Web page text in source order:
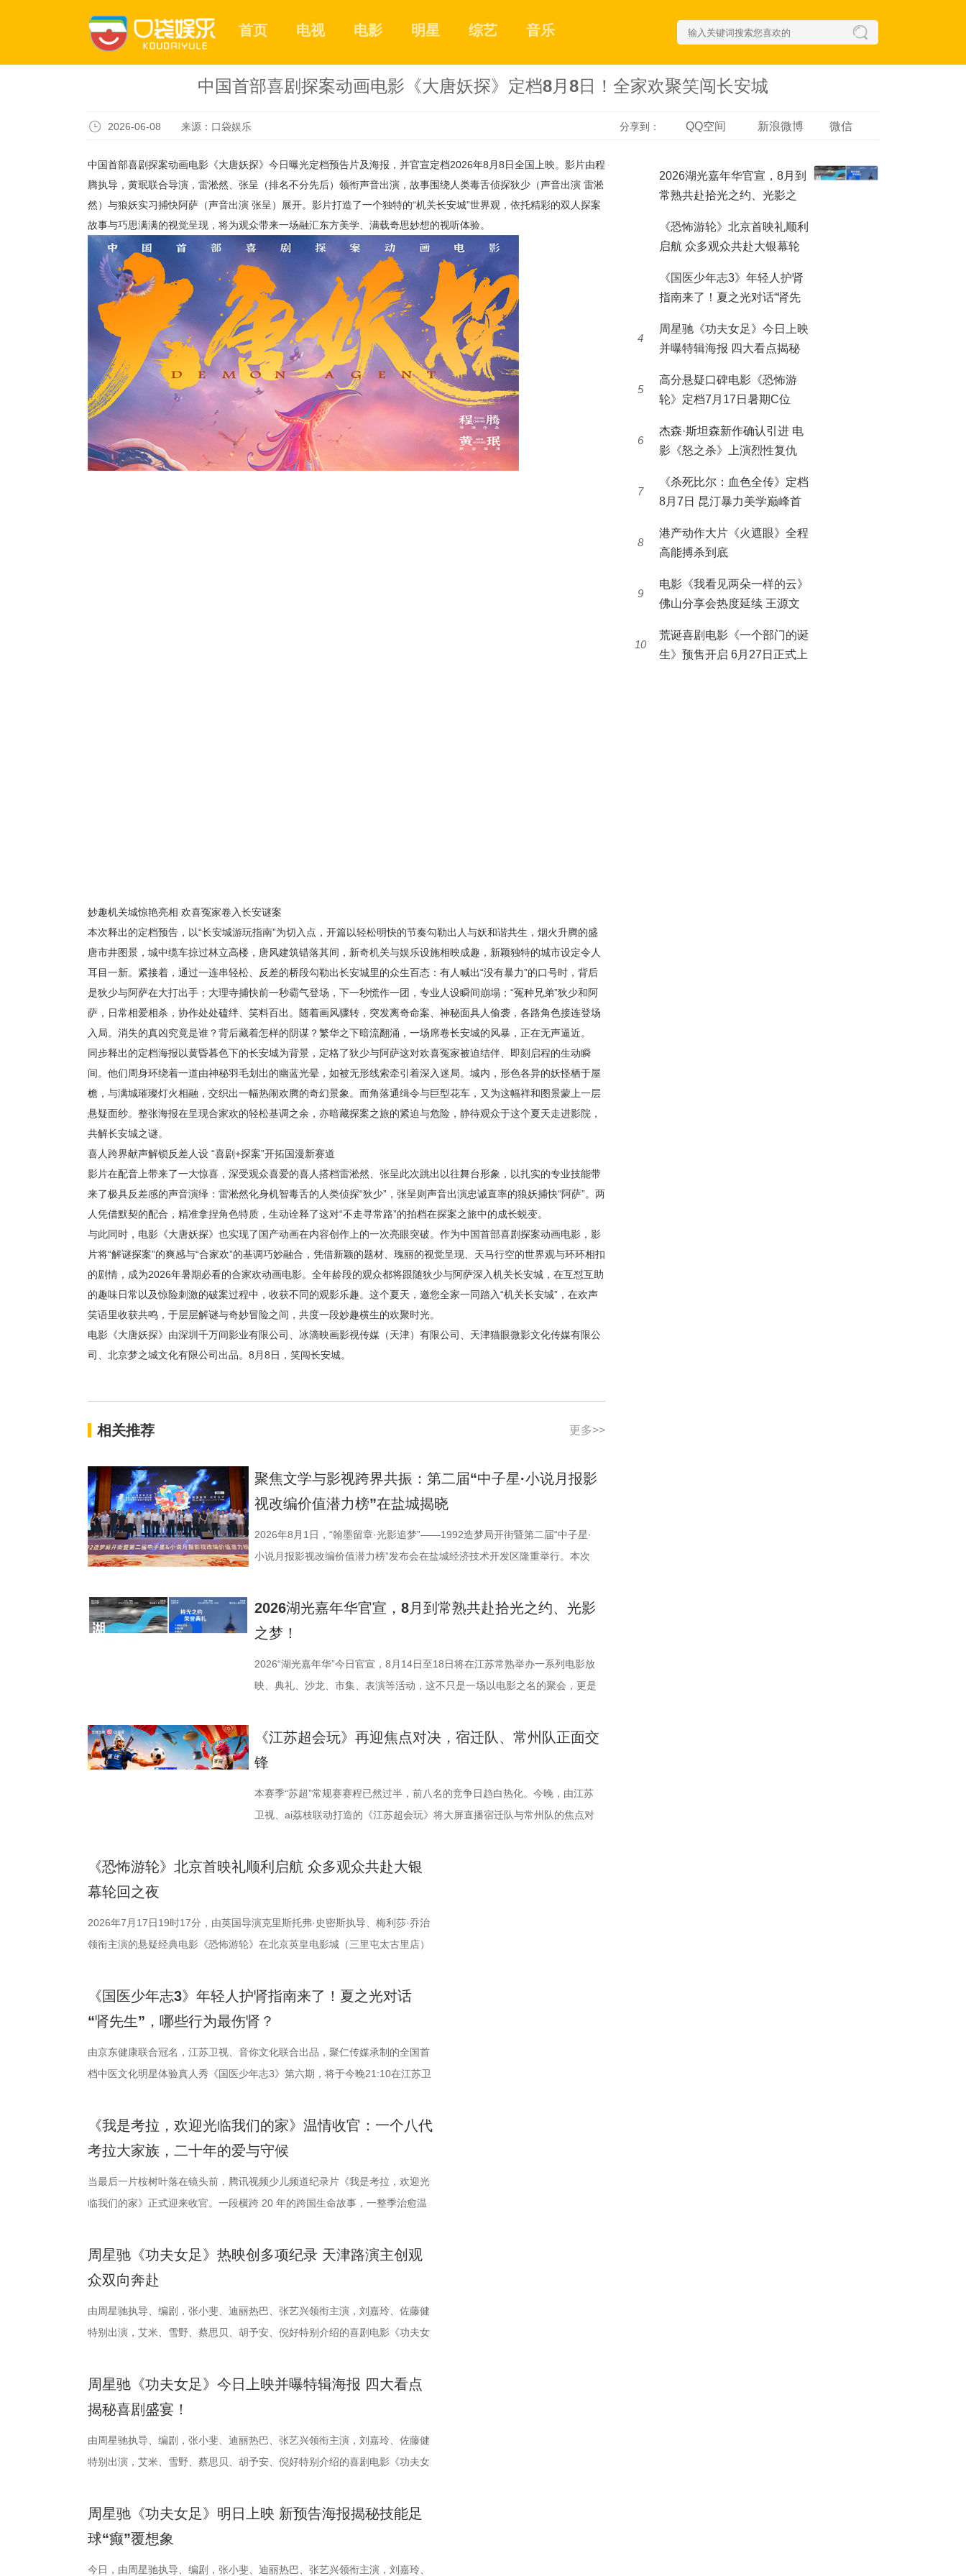
首页 电视 电影 明星 综艺 音乐
中国首部喜剧探案动画电影《大唐妖探》定档8月8日！全家欢聚笑闯长安城
2026-06-08 来源：口袋娱乐 微信
新浪微博
QQ空间
分享到：
中国首部喜剧探案动画电影《大唐妖探》今日曝光定档预告片及海报，并官宣定档2026年8月8日全国上映。影片由程
腾执导，黄珉联合导演，雷淞然、张呈（排名不分先后）领衔声音出演，故事围绕人类毒舌侦探狄少（声音出演 雷淞
然）与狼妖实习捕快阿萨（声音出演 张呈）展开。影片打造了一个独特的“机关长安城”世界观，依托精彩的双人探案
故事与巧思满满的视觉呈现，将为观众带来一场融汇东方美学、满载奇思妙想的视听体验。
妙趣机关城惊艳亮相 欢喜冤家卷入长安谜案
本次释出的定档预告，以“长安城游玩指南”为切入点，开篇以轻松明快的节奏勾勒出人与妖和谐共生，烟火升腾的盛
唐市井图景，城中缆车掠过林立高楼，唐风建筑错落其间，新奇机关与娱乐设施相映成趣，新颖独特的城市设定令人
耳目一新。紧接着，通过一连串轻松、反差的桥段勾勒出长安城里的众生百态：有人喊出“没有暴力”的口号时，背后
是狄少与阿萨在大打出手；大理寺捕快前一秒霸气登场，下一秒慌作一团，专业人设瞬间崩塌；“冤种兄弟”狄少和阿
萨，日常相爱相杀，协作处处磕绊、笑料百出。随着画风骤转，突发离奇命案、神秘面具人偷袭，各路角色接连登场
入局。消失的真凶究竟是谁？背后藏着怎样的阴谋？繁华之下暗流翻涌，一场席卷长安城的风暴，正在无声逼近。
同步释出的定档海报以黄昏暮色下的长安城为背景，定格了狄少与阿萨这对欢喜冤家被迫结伴、即刻启程的生动瞬
间。他们周身环绕着一道由神秘羽毛划出的幽蓝光晕，如被无形线索牵引着深入迷局。城内，形色各异的妖怪栖于屋
檐，与满城璀璨灯火相融，交织出一幅热闹欢腾的奇幻景象。而角落通缉令与巨型花车，又为这幅祥和图景蒙上一层
悬疑面纱。整张海报在呈现合家欢的轻松基调之余，亦暗藏探案之旅的紧迫与危险，静待观众于这个夏天走进影院，
共解长安城之谜。
喜人跨界献声解锁反差人设 “喜剧+探案”开拓国漫新赛道
影片在配音上带来了一大惊喜，深受观众喜爱的喜人搭档雷淞然、张呈此次跳出以往舞台形象，以扎实的专业技能带
来了极具反差感的声音演绎：雷淞然化身机智毒舌的人类侦探“狄少”，张呈则声音出演忠诚直率的狼妖捕快“阿萨”。两
人凭借默契的配合，精准拿捏角色特质，生动诠释了这对“不走寻常路”的拍档在探案之旅中的成长蜕变。
与此同时，电影《大唐妖探》也实现了国产动画在内容创作上的一次亮眼突破。作为中国首部喜剧探案动画电影，影
片将“解谜探案”的爽感与“合家欢”的基调巧妙融合，凭借新颖的题材、瑰丽的视觉呈现、天马行空的世界观与环环相扣
的剧情，成为2026年暑期必看的合家欢动画电影。全年龄段的观众都将跟随狄少与阿萨深入机关长安城，在互怼互助
的趣味日常以及惊险刺激的破案过程中，收获不同的观影乐趣。这个夏天，邀您全家一同踏入“机关长安城”，在欢声
笑语里收获共鸣，于层层解谜与奇妙冒险之间，共度一段妙趣横生的欢聚时光。
电影《大唐妖探》由深圳千万间影业有限公司、冰滴映画影视传媒（天津）有限公司、天津猫眼微影文化传媒有限公
司、北京梦之城文化有限公司出品。8月8日，笑闯长安城。
相关推荐 更多>>
聚焦文学与影视跨界共振：第二届“中子星·小说月报影
视改编价值潜力榜”在盐城揭晓
2026年8月1日，“翰墨留章·光影追梦”——1992造梦局开街暨第二届“中子星·
小说月报影视改编价值潜力榜”发布会在盐城经济技术开发区隆重举行。本次
化广电和旅游局、盐城经济技术开发区指导，江苏世纪新城投资控股集团有限
达文化传媒公司联合主办，盐城师范学院、盐城幼儿师范高等专科学校协办。
活动当天，众多知名编剧、导演、作家、行业专家、平台代表及影视公司负责
人齐聚一堂，共同见证文学与影视两大艺术形态的深度对话与跨界共振，开启
作，点亮IP改编新航向 作为本次活动的核心环节，第二届“中子星·小说月报影
《小说月报》《小说月报·大字版》《小说月报原创版》《科幻立方》四本知
名文学期刊2024年第9期至2025年第12期上刊载的480余篇小说中甄选出最具
影视改编潜力的佳作，旨在为影视行业输送优质文本，搭建文学与影视高效对
复评阶段共有18篇作品入围，涵盖短篇、中篇、科幻三大类别。经过终评评委
动总策划及推介人、著名编剧、导演陈宇对上榜作品进行了影视改编价值推
介。他结合市场前景与创作经验，深度剖析了每部作品的故事内核、人物塑造
引。 第二届“中子星·小说月报影视改编价值潜力榜”的圆满落幕不仅是对过往
耕优质文本，期待更多好故事从这里走向荧幕，持续为影视产业的高质量发展
注入不竭动力。 产业共振：1992造梦局开街，构筑影视文旅新地标 本次活动
的另一大亮点是1992造梦局的正式开街。作为盐城“短剧之城”建设的核心载
化”的全产业链影视生态。街区不仅拥有多种主题的实景拍摄基地，还配套了
站拍遍”的影视拍摄服务目标。 1992造梦局的开街，标志着盐城在影视文化产
业布局上迈出了坚实一步。潜力榜活动与街区载体的深度融合，将有效推动优
质文学IP在盐城落地转化，实现“内容”与“场景”的无缝对接。通过导入优质产
配套体系。 多方联动：共筑影视生态，赋能盐城文旅新篇 本次活动不仅是优
议，此举标志着三方将在剧本开发、IP孵化、人才培养等领域深化协同，合力
构建可持续发展的影视产业生态。 此外，一系列配套活动也同步展开，进一步
要取景地，通过影像语言展现盐城的城市魅力与人文风情。 当天下午，还举办
达观众”的主题展开深入探讨，围绕文学与影视的融合发展碰撞出思想的火
花。 随着盐城师范学院青年影视创作人才实训基地、盐城幼专校外总部实训基
学、影视、文旅等多方资源，将有力推动优质项目落地盐城，助力盐城打造具
2026湖光嘉年华官宣，8月到常熟共赴拾光之约、光影
之梦！
2026“湖光嘉年华”今日官宣，8月14日至18日将在江苏常熟举办一系列电影放
映、典礼、沙龙、市集、表演等活动，这不只是一场以电影之名的聚会，更是
「观看」「典礼」「理解」「生活」「参与」五大主题活动单元，邀请每一个
连接的集体体验。 同步发布的主视觉海报与主题活动单元海报，以常熟热门徒
步路线“雄鹰线”为灵感、以“雕刻现在 飞向未来”为寓意，绚烂的湖面与斑斓的
线路相映成趣，将为观众打开一条光影与现实交织的道路，解锁影像艺术与城
湖光嘉年华下属的「观看」单元，将精选中外经典电影，为观众献上兼具艺术
观众在不同的自然与文化场域中，获得前所未有的沉浸式光影体验。本次展映
影片，都将通过公益放映形式开放预约，借此让电影回归大众。 「典礼」单元
以“回望十年光影、致敬同行伙伴、开启全新未来”为主线，在表彰“拾光影人”
一个黄金时代的篇章。 每一次思想的碰撞，都将抵达梦的更深处 作为湖光嘉
年华的精神角落，「理解」单元将为观众呈现对谈系列活动。「沙龙」将以环
形交流、开放互动与轻社交形式，为不同电影爱好者提供一个全方位交流学习
打造专业电影课堂。「工作坊」将以沉浸式实践工作坊的形式，拓宽创作边
撞。 「参与」单元则将通过「光影极客限时创作赛」，面向全国遴选优质AI短
视频创作者，开展限时20小时的创作竞赛主题沙龙与作品展映，让更多人享受
“造梦”的乐趣。 梦的乐园不止光影，编织更多现实的乐趣 在电影之外，湖光嘉
活烟火气的沉浸式体验。「特色市集」结合电影元素，打造一场融合艺术灵感
动，让光影之美成为点亮常熟的景色。 湖光嘉年华由中国电影产业集团股份有
限公司、常熟市人民政府主办，中影江南（苏州）电影产业有限公司、中影创
传部、常熟高新技术产业开发区、常熟文旅发展集团有限公司承办。 8月14日
《江苏超会玩》再迎焦点对决，宿迁队、常州队正面交
锋
本赛季“苏超”常规赛赛程已然过半，前八名的竞争日趋白热化。今晚，由江苏
卫视、ai荔枝联动打造的《江苏超会玩》将大屏直播宿迁队与常州队的焦点对
袂为大家带来比赛的精彩解读。目前，在积分榜上，宿迁队与常州队同积12
日，最精彩的对决当属宿迁队客场挑战无锡队。最终，宿迁队反客为主，凭借
高驰的梅开二度，以4:2战胜无锡队，终结对手不败金身。这场胜利，让宿迁
在他看来，无锡队是综合实力很强的队伍，自己和队友只能全程依靠高强度跑
力付出。”高驰表示。 目前，在积分榜上，宿迁队与常州队、苏州队同积12
分，凭借净胜球优势暂列第三位，与排名第二的无锡队也只有2分的差距。在
本轮无锡队轮空的情况下，宿迁队若能全取三分，将让自己的排名更进一步。
对任何一个对手都要立足于拼。本赛季开始前，张玉宁曾喊出“进入前八”的口
京队、苏州队、无锡队等传统强队，这支昔日并不被看好的球队一路高歌猛
进，正不断上演“霸王归来”的“好戏”。此番坐拥主场之利，宿迁队能乘胜追
击、连奏凯歌吗？ 常州摇身一变成“常威”，全力冲击四连胜 和宿迁队一样，新
届亚军南通队，而且最近三场比赛接连战胜镇江队、盐城队、连云港队，喜提
队、无锡队和苏州队，稍有不慎排名或将出现大变化。对此，主教练郑小田始
终保持着很清醒的认识。“今年各个对手都很强，没有弱队，我们每一场比赛
心态，一场场打、一场场做准备。”郑小田说道。 那么，究竟是宿迁队继续捍
彩！
《恐怖游轮》北京首映礼顺利启航 众多观众共赴大银
2026年7月17日19时17分，由英国导演克里斯托弗·史密斯执导、梅利莎·乔治
领衔主演的悬疑经典电影《恐怖游轮》在北京英皇电影城（三里屯太古里店）
被全球影迷奉为“无限循环题材鼻祖”的影片首次登陆内地大银幕。 17年经典首
精妙绝伦的叙事结构、层层递进的悬疑反转以及令人细思极恐的结局，成为无
数观众心中的烧脑神作。豆瓣评分长年保持在8.5，累计超过百万人打分，位
列豆瓣电影TOP250第191位。从论坛时代到短视频时代，从影迷圈层到大众
推演以及隐藏细节的分析至今仍层出不穷。 影片讲述了单亲母亲杰丝（梅利莎
一艘名为“埃俄罗斯”号的神秘游轮。这艘游轮早在1930年便已失踪，船上空无
一人。随处可见的血迹、神秘的指示、接踵而至的凶杀事件，将杰丝拖入一个
无法逃脱的恐怖轮回——她必须反复经历同一段噩梦，而每一次循环都隐藏着
陆内地影院。相比电脑与手机屏幕，大银幕所带来的沉浸体验将进一步放大影
验 限定周边引爆收藏热情 首映礼当晚，英皇电影城大堂被精心还原为一片“迷
雾海面”——血色海面上的巨轮正驶向未知真相，仿佛将“埃俄罗斯”号的神秘氛
位蒙面版“杰丝”穿梭于人群之间，让现场观众仿佛置身于循环之中。 现场还为
游轮舷窗画面明信片，用手掌摁住再放开，竟在黑漆漆的舷窗中浮现另一只手
掌，似乎有人试图呼救。电影中经典的“Go to Theater（剧院等你）”镜面镜头
里，仿佛也在呼吁观众都进入影院完整感受这部影片的精妙。表面上显示蒙面
集章活动，影迷们踊跃参与，将这份独特的“登船凭证”珍藏带回家。 大银幕沉
《国医少年志3》年轻人护肾指南来了！夏之光对话
“肾先生”，哪些行为最伤肾？
由京东健康联合冠名，江苏卫视、音你文化联合出品，聚仁传媒承制的全国首
档中医文化明星体验真人秀《国医少年志3》第六期，将于今晚21:10在江苏卫
健康、护肾课堂、健康求真等精彩内容。哪些健康误区值得警惕？又有哪些简
破解“中风谜案” “病发现场探案”再度开启，国医少年团化身“健康侦探”，从生
活环境、身体表现等线索中抽丝剥茧，还原病发真相。看似平常的生活习惯背
后，却暗藏健康危机，四人一路推理、层层分析，最终能否锁定真正病因？ 探
座”，一句“我有时候也会”瞬间把夏之光吓得连喊“快去医院”。随后，师父现场
边学边练，陈妍希却忍不住笑称：“动作越标准越好笑！” 观耳辨健康，国医少
年团开启“肾气大测评” 新师父刘兰英登场，一场趣味十足的“观耳识健康”测试
率先开启。夏之光意外获评“夯中之夯”，陈妍希、李雅娟、高卿尘也纷纷迎来
号？刘兰英师父带领国医少年团通过耳朵、指甲等细节了解身体状态，并现场
趣的互动中，大家也对肾脏健康有了更多认识。 护肾课堂欢乐开讲，夏之光化
身“肾先生”代言人 什么习惯最伤肾？哪些护肾方式其实是误区？夏之光变身主
持人，与“肾先生”展开一场爆笑访谈，通过轻松有趣的情景演绎带大家重新认
法。陈妍希挑战养生饮品，喝出“痛苦面具”；夏之光示范补肾手法时“下手”毫
单实用的养肾方法，等待国医少年团现场解锁？ 求真挑战欢乐升级，护肾知识
边玩边学 护肾求真挑战正式开启，刘兰英师父围绕护肾食材、养肾动作和中药
《我是考拉，欢迎光临我们的家》温情收官：一个八代
考拉大家族，二十年的爱与守候
当最后一片桉树叶落在镜头前，腾讯视频少儿频道纪录片《我是考拉，欢迎光
临我们的家》正式迎来收官。一段横跨 20 年的跨国生命故事，一整季治愈温
爱的考拉、动人的保育故事与专业详实的自然科普深深打动，留下许多触动人
松弛日常 整部纪录片没有戏剧化冲突，只用纯粹纪实镜头捕捉考拉家族的松弛
生活，把独一份的“软萌治愈”送到观众眼前。我们认识了一整个性格鲜活的考
拉明星天团：自带贵公子气质、一见到桉树叶就丢掉偶像包袱的园草小叶子；
席睡眠官笑哥； 当年四处示爱、如今佛系养老的Happy； 曾经霸气护树、主
日常； 还有黏着妈妈不肯独立的“妈宝”洋葱头。 图片3.jpg 图片4 (1).jpg 那些
戳中全网可爱画面至今历历在目：慢吞吞啃叶子时微醺的小脸、从树上笨拙滑
落的笨拙身形、搬新家后被雌性邻居包围荷尔蒙爆棚的小叶子，还有洋葱头第
加修饰的可爱治愈，在快节奏生活里，从考拉慢节奏日常中寻得片刻喘息，弹
5.jpg 图片6 (1).jpg 藏在桉树叶下的深情，读懂万物共通的温柔 如果说萌态是
节目出圈密码，贯穿全季的亲情羁绊、双向守护，则是戳中千万女性家庭观众
周星驰《功夫女足》热映创多项纪录 天津路演主创观
众双向奔赴
由周星驰执导、编剧，张小斐、迪丽热巴、张艺兴领衔主演，刘嘉玲、佐藤健
特别出演，艾米、雪野、蔡思贝、胡予安、倪好特别介绍的喜剧电影《功夫女
周星驰《功夫女足》今日上映并曝特辑海报 四大看点
揭秘喜剧盛宴！
由周星驰执导、编剧，张小斐、迪丽热巴、张艺兴领衔主演，刘嘉玲、佐藤健
特别出演，艾米、雪野、蔡思贝、胡予安、倪好特别介绍的喜剧电影《功夫女
影官宣至今，收获了大量网友的关注。影片讲述了“至尊无敌杯”开赛在即，一
直接拿了地狱难度剧本？！对手各个身怀绝技，外界也在层层施压，赛场诡计
一环套一环……她们能否靠功夫在绿茵场上逆风翻盘？影片今日公映，并将开
周星驰《功夫女足》明日上映 新预告海报揭秘技能足
球“癫”覆想象
今日，由周星驰执导、编剧，张小斐、迪丽热巴、张艺兴领衔主演，刘嘉玲、
2026湖光嘉年华官宣，8月到
常熟共赴拾光之约、光影之
《恐怖游轮》北京首映礼顺利
启航 众多观众共赴大银幕轮
《国医少年志3》年轻人护肾
指南来了！夏之光对话“肾先
4
周星驰《功夫女足》今日上映
并曝特辑海报 四大看点揭秘
5
高分悬疑口碑电影《恐怖游
轮》定档7月17日暑期C位
6
杰森·斯坦森新作确认引进 电
影《怒之杀》上演烈性复仇
7
《杀死比尔：血色全传》定档
8月7日 昆汀暴力美学巅峰首
8
港产动作大片《火遮眼》全程
高能搏杀到底
9
电影《我看见两朵一样的云》
佛山分享会热度延续 王源文
10
荒诞喜剧电影《一个部门的诞
生》预售开启 6月27日正式上